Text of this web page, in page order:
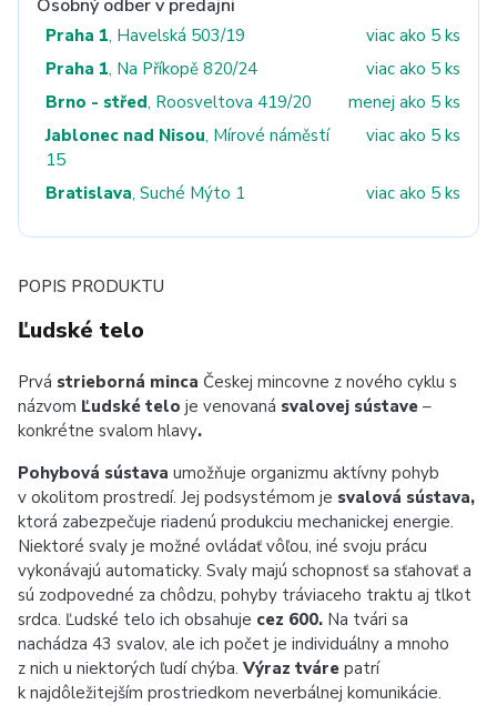
Osobný odber v predajni
Praha 1, Havelská 503/19
viac ako 5 ks
Praha 1, Na Příkopě 820/24
viac ako 5 ks
Brno - střed, Roosveltova 419/20
menej ako 5 ks
Jablonec nad Nisou, Mírové náměstí
15
viac ako 5 ks
Bratislava, Suché Mýto 1 viac ako 5 ks
POPIS PRODUKTU
Ľudské telo
Prvá strieborná minca Českej mincovne z nového cyklu s
názvom Ľudské telo je venovaná svalovej sústave –
konkrétne svalom hlavy.
Pohybová sústava umožňuje organizmu aktívny pohyb
v okolitom prostredí. Jej podsystémom je svalová sústava,
ktorá zabezpečuje riadenú produkciu mechanickej energie.
Niektoré svaly je možné ovládať vôľou, iné svoju prácu
vykonávajú automaticky. Svaly majú schopnosť sa sťahovať a
sú zodpovedné za chôdzu, pohyby tráviaceho traktu aj tlkot
srdca. Ľudské telo ich obsahuje cez 600. Na tvári sa
nachádza 43 svalov, ale ich počet je individuálny a mnoho
z nich u niektorých ľudí chýba. Výraz tváre patrí
k najdôležitejším prostriedkom neverbálnej komunikácie.